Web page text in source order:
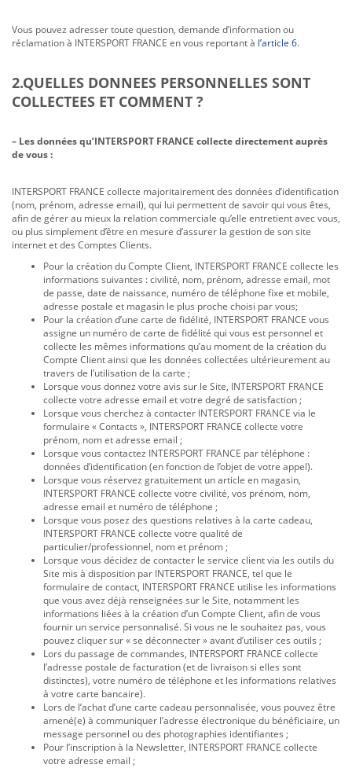
Vous pouvez adresser toute question, demande d’information ou
réclamation à INTERSPORT FRANCE en vous reportant à l’article 6.
2.QUELLES DONNEES PERSONNELLES SONT
COLLECTEES ET COMMENT ?
– Les données qu’INTERSPORT FRANCE collecte directement auprès
de vous :
INTERSPORT FRANCE collecte majoritairement des données d’identification
(nom, prénom, adresse email), qui lui permettent de savoir qui vous êtes,
afin de gérer au mieux la relation commerciale qu’elle entretient avec vous,
ou plus simplement d’être en mesure d’assurer la gestion de son site
internet et des Comptes Clients.
Pour la création du Compte Client, INTERSPORT FRANCE collecte les
informations suivantes : civilité, nom, prénom, adresse email, mot
de passe, date de naissance, numéro de téléphone fixe et mobile,
adresse postale et magasin le plus proche choisi par vous;
Pour la création d’une carte de fidélité, INTERSPORT FRANCE vous
assigne un numéro de carte de fidélité qui vous est personnel et
collecte les mêmes informations qu’au moment de la création du
Compte Client ainsi que les données collectées ultérieurement au
travers de l’utilisation de la carte ;
Lorsque vous donnez votre avis sur le Site, INTERSPORT FRANCE
collecte votre adresse email et votre degré de satisfaction ;
Lorsque vous cherchez à contacter INTERSPORT FRANCE via le
formulaire « Contacts », INTERSPORT FRANCE collecte votre
prénom, nom et adresse email ;
Lorsque vous contactez INTERSPORT FRANCE par téléphone :
données d’identification (en fonction de l’objet de votre appel).
Lorsque vous réservez gratuitement un article en magasin,
INTERSPORT FRANCE collecte votre civilité, vos prénom, nom,
adresse email et numéro de téléphone ;
Lorsque vous posez des questions relatives à la carte cadeau,
INTERSPORT FRANCE collecte votre qualité de
particulier/professionnel, nom et prénom ;
Lorsque vous décidez de contacter le service client via les outils du
Site mis à disposition par INTERSPORT FRANCE, tel que le
formulaire de contact, INTERSPORT FRANCE utilise les informations
que vous avez déjà renseignées sur le Site, notamment les
informations liées à la création d’un Compte Client, afin de vous
fournir un service personnalisé. Si vous ne le souhaitez pas, vous
pouvez cliquer sur « se déconnecter » avant d’utiliser ces outils ;
Lors du passage de commandes, INTERSPORT FRANCE collecte
l’adresse postale de facturation (et de livraison si elles sont
distinctes), votre numéro de téléphone et les informations relatives
à votre carte bancaire).
Lors de l’achat d’une carte cadeau personnalisée, vous pouvez être
amené(e) à communiquer l’adresse électronique du bénéficiaire, un
message personnel ou des photographies identifiantes ;
Pour l’inscription à la Newsletter, INTERSPORT FRANCE collecte
votre adresse email ;